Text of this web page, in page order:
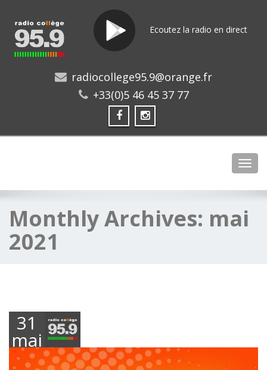
Ecoutez la radio en direct
radiocollege95.9@orange.fr
+33(0)5 46 45 37 77
Monthly Archives: mai
2021
31
mai
2021